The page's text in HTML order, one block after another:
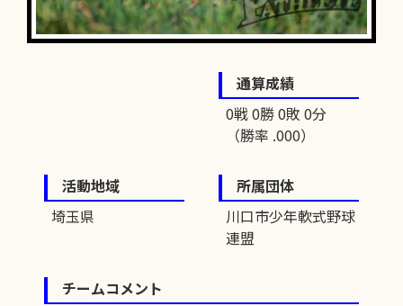
通算成績
0戦 0勝 0敗 0分
（勝率 .000）
活動地域
埼玉県
所属団体
川口市少年軟式野球
連盟
チームコメント